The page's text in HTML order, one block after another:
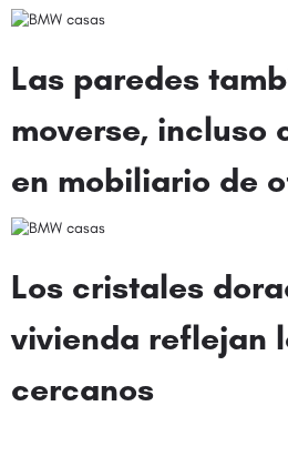
Las paredes
moverse, incluso
en mobiliario de
Los cristales
vivienda reflejan
cercanos